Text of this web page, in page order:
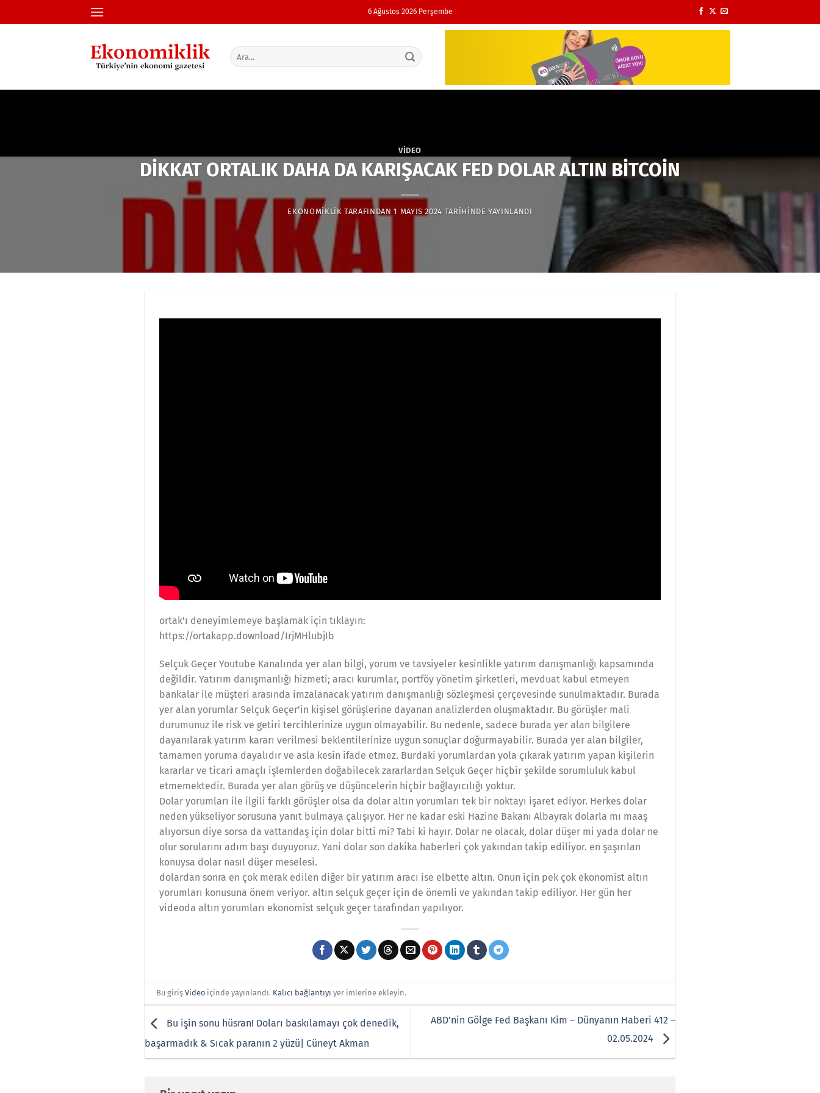
atla
6 Ağustos 2026 Perşembe
VIDEO
DİKKAT ORTALIK DAHA DA KARIŞACAK FED DOLAR ALTIN BİTCOİN
EKONOMIKLIK TARAFINDAN 1 MAYIS 2024 TARIHINDE YAYINLANDI
ortak’ı deneyimlemeye başlamak için tıklayın:
https://ortakapp.download/IrjMHlubjIb
Selçuk Geçer Youtube Kanalında yer alan bilgi, yorum ve tavsiyeler kesinlikle yatırım danışmanlığı kapsamında
değildir. Yatırım danışmanlığı hizmeti; aracı kurumlar, portföy yönetim şirketleri, mevduat kabul etmeyen
bankalar ile müşteri arasında imzalanacak yatırım danışmanlığı sözleşmesi çerçevesinde sunulmaktadır. Burada
yer alan yorumlar Selçuk Geçer’in kişisel görüşlerine dayanan analizlerden oluşmaktadır. Bu görüşler mali
durumunuz ile risk ve getiri tercihlerinize uygun olmayabilir. Bu nedenle, sadece burada yer alan bilgilere
dayanılarak yatırım kararı verilmesi beklentilerinize uygun sonuçlar doğurmayabilir. Burada yer alan bilgiler,
tamamen yoruma dayalıdır ve asla kesin ifade etmez. Burdaki yorumlardan yola çıkarak yatırım yapan kişilerin
kararlar ve ticari amaçlı işlemlerden doğabilecek zararlardan Selçuk Geçer hiçbir şekilde sorumluluk kabul
etmemektedir. Burada yer alan görüş ve düşüncelerin hiçbir bağlayıcılığı yoktur.
Dolar yorumları ile ilgili farklı görüşler olsa da dolar altın yorumları tek bir noktayı işaret ediyor. Herkes dolar
neden yükseliyor sorusuna yanıt bulmaya çalışıyor. Her ne kadar eski Hazine Bakanı Albayrak dolarla mı maaş
alıyorsun diye sorsa da vattandaş için dolar bitti mi? Tabi ki hayır. Dolar ne olacak, dolar düşer mi yada dolar ne
olur sorularını adım başı duyuyoruz. Yani dolar son dakika haberleri çok yakından takip ediliyor. en şaşırılan
konuysa dolar nasıl düşer meselesi.
dolardan sonra en çok merak edilen diğer bir yatırım aracı ise elbette altın. Onun için pek çok ekonomist altın
yorumları konusuna önem veriyor. altın selçuk geçer için de önemli ve yakından takip ediliyor. Her gün her
videoda altın yorumları ekonomist selçuk geçer tarafından yapılıyor.
Bu girişVideo içinde yayınlandı. Kalıcı bağlantıyı yer imlerine ekleyin.
Bu işin sonu hüsran! Doları baskılamayı çok denedik,
başarmadık & Sıcak paranın 2 yüzü| Cüneyt Akman
ABD’nin Gölge Fed Başkanı Kim – Dünyanın Haberi 412 –
02.05.2024